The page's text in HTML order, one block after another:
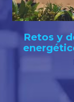
Retos y